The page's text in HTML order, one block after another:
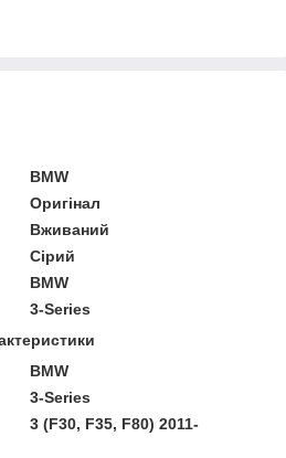
BMW
Оригінал
Вживаний
Сірий
BMW
3-Series
BMW
3-Series
3 (F30, F35, F80) 2011-